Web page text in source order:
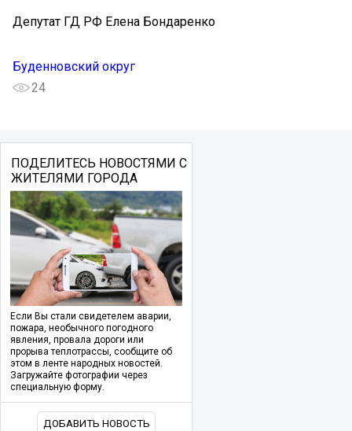
Депутат ГД РФ Елена Бондаренко
Буденновский округ
24
ПОДЕЛИТЕСЬ НОВОСТЯМИ С
ЖИТЕЛЯМИ ГОРОДА
Если Вы стали свидетелем аварии,
пожара, необычного погодного
явления, провала дороги или
прорыва теплотрассы, сообщите об
этом в ленте народных новостей.
Загружайте фотографии через
специальную форму.
ДОБАВИТЬ НОВОСТЬ